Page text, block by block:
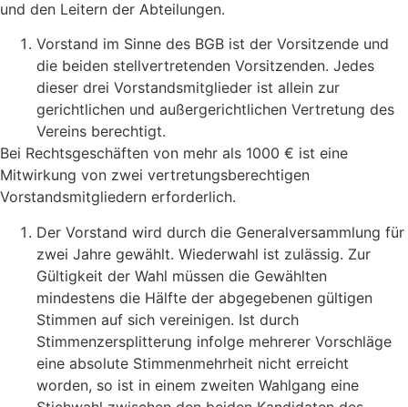
und den Leitern der Abteilungen.
Vorstand im Sinne des BGB ist der Vorsitzende und
die beiden stellvertretenden Vorsitzenden. Jedes
dieser drei Vorstandsmitglieder ist allein zur
gerichtlichen und außergerichtlichen Vertretung des
Vereins berechtigt.
Bei Rechtsgeschäften von mehr als 1000 € ist eine
Mitwirkung von zwei vertretungsberechtigen
Vorstandsmitgliedern erforderlich.
Der Vorstand wird durch die Generalversammlung für
zwei Jahre gewählt. Wiederwahl ist zulässig. Zur
Gültigkeit der Wahl müssen die Gewählten
mindestens die Hälfte der abgegebenen gültigen
Stimmen auf sich vereinigen. Ist durch
Stimmenzersplitterung infolge mehrerer Vorschläge
eine absolute Stimmenmehrheit nicht erreicht
worden, so ist in einem zweiten Wahlgang eine